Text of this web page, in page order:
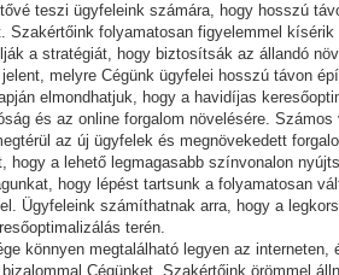
teszi ügyfeleink számára, hogy hosszú
Szakértőink folyamatosan figyelemmel
a stratégiát, hogy biztosítsák az állandó
melyre Cégünk ügyfelei hosszú távon
elmondhatjuk, hogy a havidíjas
és az online forgalom növelésére.
az új ügyfelek és megnövekedett
hogy a lehető legmagasabb színvonalon
hogy lépést tartsunk a folyamatosan
Ügyfeleink számíthatnak arra, hogy a
terén.
könnyen megtalálható legyen az interneten,
Cégünket. Szakértőink örömmel